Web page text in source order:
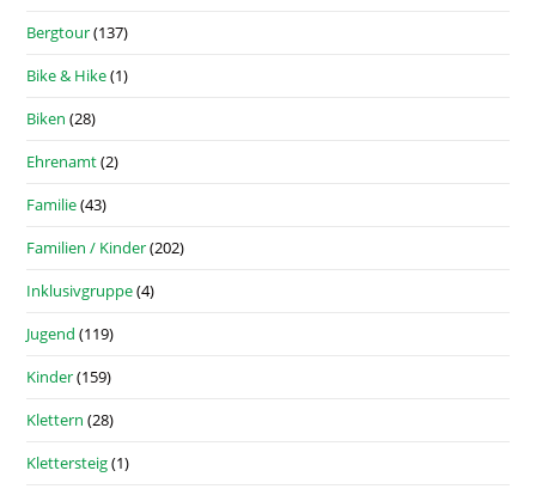
Bergtour(137)
Bike & Hike(1)
Biken (28)
Ehrenamt(2)
Familie(43)
Familien / Kinder(202)
Inklusivgruppe(4)
Jugend (119)
Kinder(159)
Klettern (28)
Klettersteig(1)